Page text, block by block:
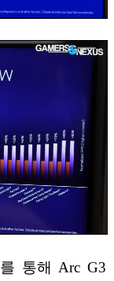
통해 Arc G3